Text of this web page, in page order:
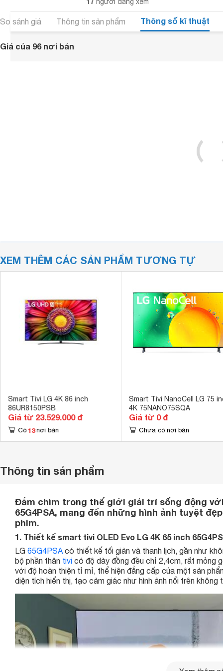
So sánh giá Thông tin sản phẩm Thông số kĩ thuật
Giá của 96 nơi bán
XEM THÊM CÁC SẢN PHẨM TƯƠNG TỰ
Smart Tivi LG 4K 86 inch
86UR8150PSB
Giá từ 23.529.000 đ
Có 13 nơi bán
Smart Tivi NanoCell LG 75
4K 75NANO75SQA
Giá từ 0 đ
Chưa có nơi bán
Thông tin sản phẩm
Đắm chìm trong thế giới giải trí sống động với
65G4PSA, mang đến những hình ảnh tuyệt
phim.
1. Thiết kế smart tivi OLED Evo LG 4K 65 inch
LG 65G4PSA có thiết kế tối giản và thanh lịch, gần như
bộ phần thân tivi có độ dày đồng đều chỉ 2,4cm, rất mỏng
với độ hoàn thiện tỉ mỉ, thể hiện đẳng cấp của một sản
diện tích hiển thị, tạo cảm giác như hình ảnh nổi trên không